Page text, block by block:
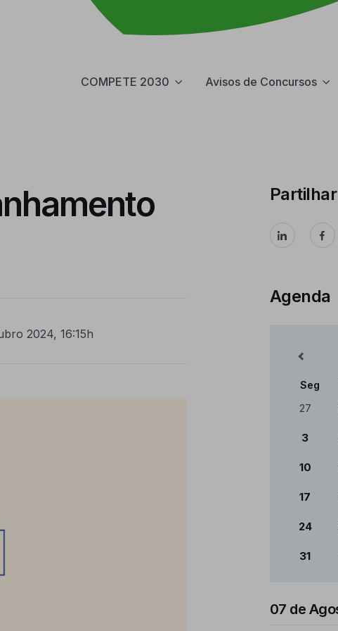
COMPETE 2030 Avisos de Concursos
2024, 16:15h
Partilhar
Agenda
Mês Anterior
Seg
27
3
10
17
24
31
07 de